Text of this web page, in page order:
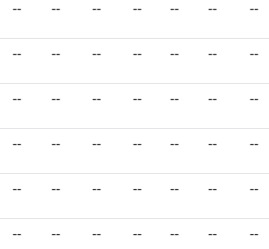
-- -- -- -- -- -- --
-- -- -- -- -- -- --
-- -- -- -- -- -- --
-- -- -- -- -- -- --
-- -- -- -- -- -- --
-- -- -- -- -- -- --